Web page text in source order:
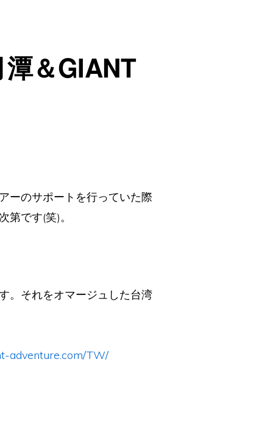
＆GIANT
ーのサポートを行っていた際
第です(笑)。
。それをオマージュした台湾
adventure.com/TW/